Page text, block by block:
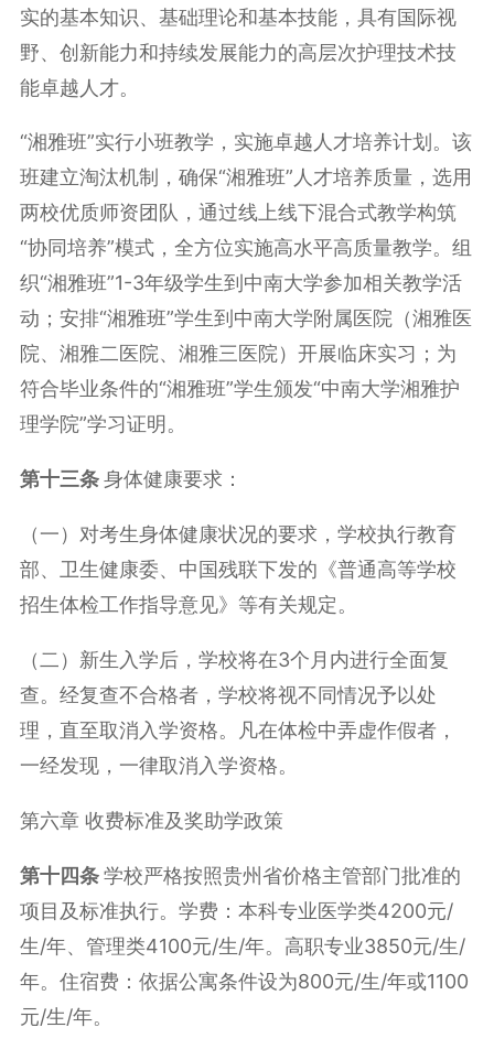
实的基本知识、基础理论和基本技能，具有国际视
野、创新能力和持续发展能力的高层次护理技术技
能卓越人才。
“湘雅班”实行小班教学，实施卓越人才培养计划。该
班建立淘汰机制，确保“湘雅班”人才培养质量，选用
两校优质师资团队，通过线上线下混合式教学构筑
“协同培养”模式，全方位实施高水平高质量教学。组
织“湘雅班”1-3年级学生到中南大学参加相关教学活
动；安排“湘雅班”学生到中南大学附属医院（湘雅医
院、湘雅二医院、湘雅三医院）开展临床实习；为
符合毕业条件的“湘雅班”学生颁发“中南大学湘雅护
理学院”学习证明。
第十三条身体健康要求：
（一）对考生身体健康状况的要求，学校执行教育
部、卫生健康委、中国残联下发的《普通高等学校
招生体检工作指导意见》等有关规定。
（二）新生入学后，学校将在3个月内进行全面复
查。经复查不合格者，学校将视不同情况予以处
理，直至取消入学资格。凡在体检中弄虚作假者，
一经发现，一律取消入学资格。
第六章 收费标准及奖助学政策
第十四条学校严格按照贵州省价格主管部门批准的
项目及标准执行。学费：本科专业医学类4200元/
生/年、管理类4100元/生/年。高职专业3850元/生/
年。住宿费：依据公寓条件设为800元/生/年或1100
元/生/年。